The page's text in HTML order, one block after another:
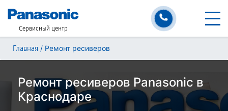
Сервисный центр
Главная / Ремонт ресиверов
Ремонт ресиверов Panasonic в
Краснодаре